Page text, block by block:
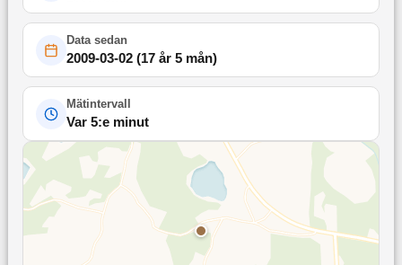
Data sedan
2009-03-02(17 år 5 mån)
Mätintervall
Var 5:e minut